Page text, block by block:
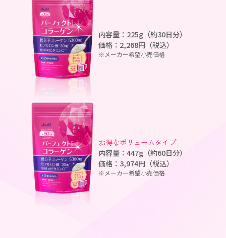
内容量：225g（約30日分）
価格：2,268円（税込）
※メーカー希望小売価格
お得なボリュームタイプ
内容量：447g（約60日分）
価格：3,974円（税込）
※メーカー希望小売価格